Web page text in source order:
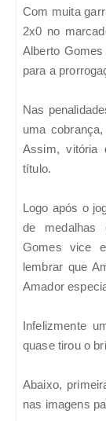
Com muita
2x0 no
Alberto
para a
Nas
uma
Assim, vitória
título.
Logo após o
de medalhas
Gomes vice
lembrar que
Amador
Infelizmente
quase tirou o
Abaixo,
nas imagens